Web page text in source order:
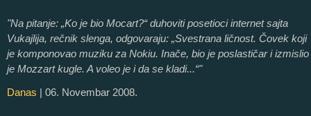
"Na pitanje: „Ko je bio Mocart?“ duhoviti posetioci internet sajta
Vukajlija, rečnik slenga, odgovaraju: „Svestrana ličnost. Čovek koji
je komponovao muziku za Nokiu. Inače, bio je poslastičar i izmislio
je Mozzart kugle. A voleo je i da se kladi...“"
Danas | 06. Novembar 2008.